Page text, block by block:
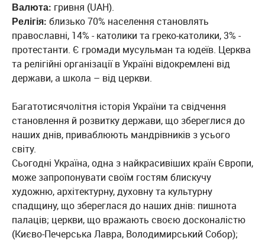
Валюта: гривня (UAH).
Релігія: близько 70% населення становлять
православні, 14% - католики та греко-католики, 3% -
протестанти. Є громади мусульман та юдеїв. Церква
та релігійні організації в Україні відокремлені від
держави, а школа – від церкви.
Багатотисячолітня історія України та свідчення
становлення й розвитку держави, що збереглися до
наших днів, приваблюють мандрівників з усього
світу.
Сьогодні Україна, одна з найкрасивіших країн Європи,
може запропонувати своїм гостям блискучу
художню, архітектурну, духовну та культурну
спадщину, що збереглася до наших днів: пишнота
палаців; церкви, що вражають своєю досконалістю
(Києво-Печерська Лавра, Володимирський Собор);